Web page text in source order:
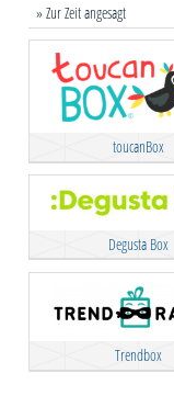
» Zur Zeit angesagt
toucanBox
Degusta Box
Trendbox